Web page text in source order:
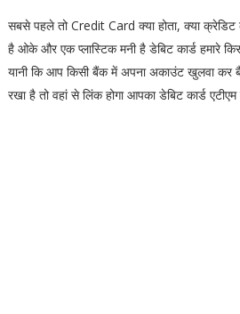
सबसे पहले तो Credit Card क्या होता, क्या क्रेडिट
है ओके और एक प्लास्टिक मनी है डेबिट कार्ड हमारे
यानी कि आप किसी बैंक में अपना अकाउंट खुलवा
रखा है तो वहां से लिंक होगा आपका डेबिट कार्ड